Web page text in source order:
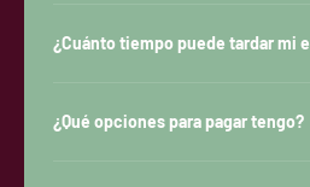
¿Cuánto tiempo puede tardar mi
¿Qué opciones para pagar tengo?